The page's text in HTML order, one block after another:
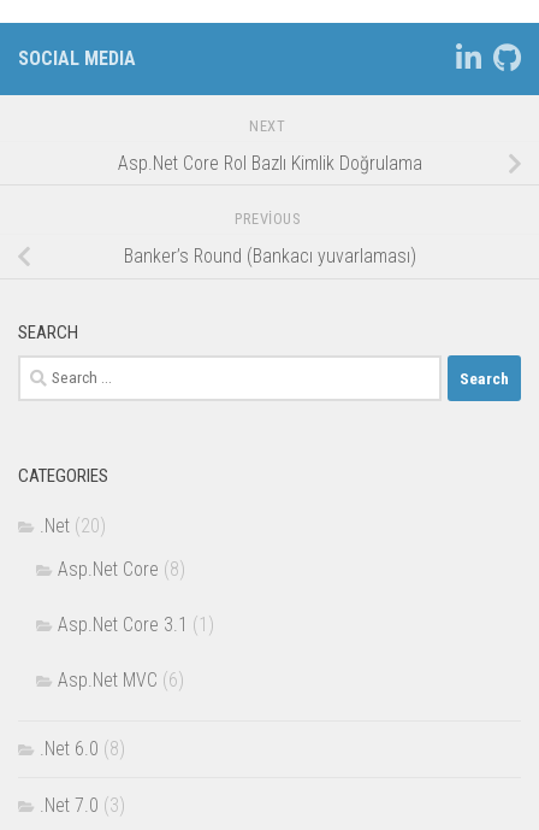
SOCIAL MEDIA
NEXT
Asp.Net Core Rol Bazlı Kimlik Doğrulama
PREVİOUS
Banker’s Round (Bankacı yuvarlaması)
SEARCH
Search
for:
CATEGORIES
.Net (20)
Asp.Net Core (8)
Asp.Net Core 3.1 (1)
Asp.Net MVC (6)
.Net 6.0 (8)
.Net 7.0 (3)